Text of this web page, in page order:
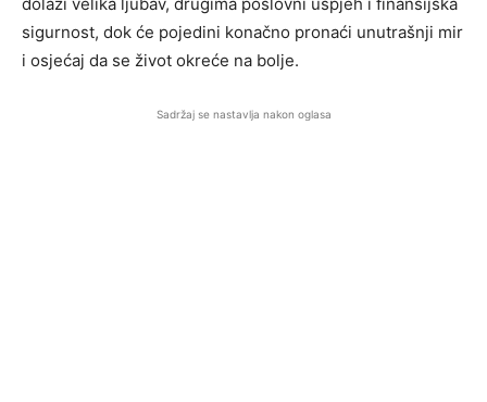
sigurnost, dok će pojedini konačno pronaći unutrašnji mir
i osjećaj da se život okreće na bolje.
Sadržaj se nastavlja nakon oglasa